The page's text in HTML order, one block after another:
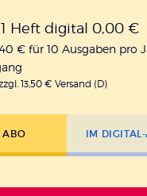
1 Heft digital 0,00 €
€ für 10 Ausgaben pro
13,50 € Versand (D)
ABO IM